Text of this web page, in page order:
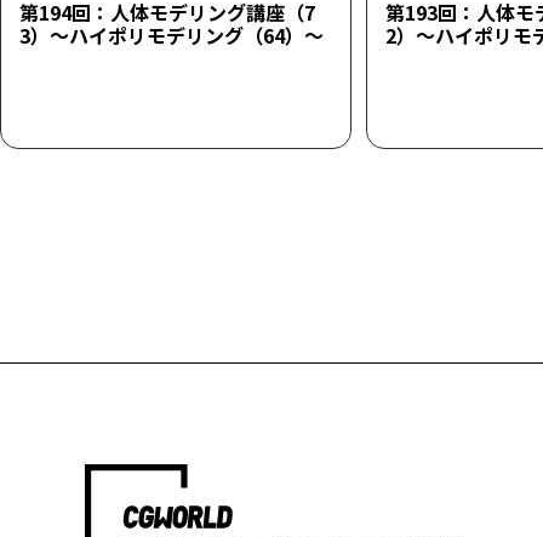
第194回：人体モデリング講座（7
3）～ハイポリモデリング（64）～
第193回：人体モ
2）～ハイポリモ